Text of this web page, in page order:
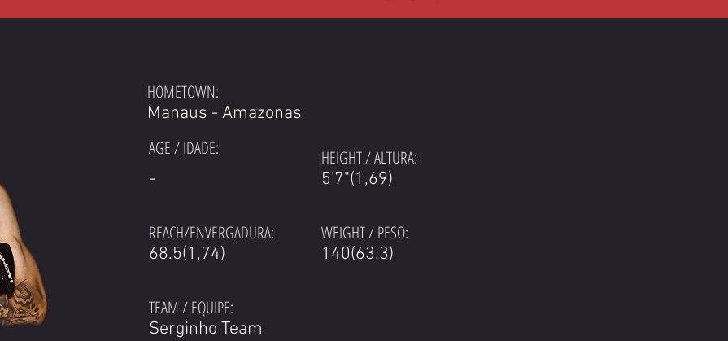
HEIGHT / ALTURA:
-
REACH/ENVERGADURA:
68.5(1,74)
5'7"(1,69)
WEIGHT / PESO:
140(63.3)
TEAM / EQUIPE:
Serginho Team
HOMETOWN:
Manaus - Amazonas
AGE / IDADE: